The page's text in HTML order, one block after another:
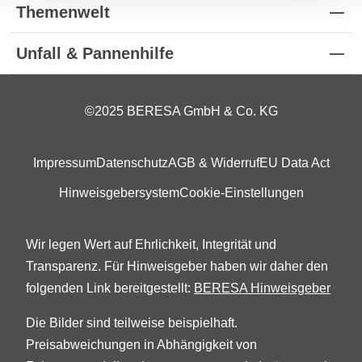
Themenwelt
Unfall & Pannenhilfe
©2025 BERESA GmbH & Co. KG
ImpressumDatenschutzAGB & WiderrufEU Data Act
HinweisgebersystemCookie-Einstellungen
Wir legen Wert auf Ehrlichkeit, Integrität und
Transparenz. Für Hinweisgeber haben wir daher den
folgenden Link bereitgestellt: BERESA Hinweisgeber
Die Bilder sind teilweise beispielhaft.
Preisabweichungen in Abhängigkeit von